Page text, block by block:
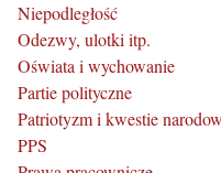
Niepodległość
Odezwy, ulotki itp.
Oświata i wychowanie
Partie polityczne
Patriotyzm i kwestie
PPS